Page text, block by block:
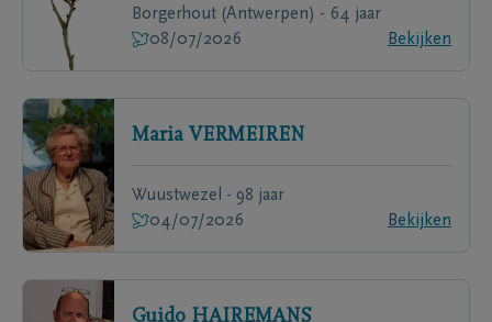
Borgerhout (Antwerpen) - 64 jaar
08/07/2026
Bekijken
Maria VERMEIREN
Wuustwezel - 98 jaar
04/07/2026
Bekijken
Guido HAIREMANS